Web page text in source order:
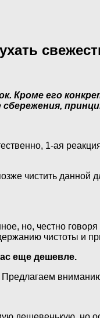
Кроме его
1-ая
чистить
но, честно
чистоты и
еще дешевле.